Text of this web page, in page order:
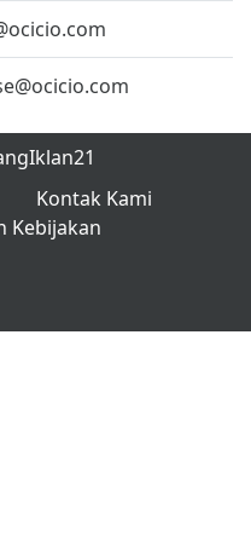
Kontak Kami
Kebijakan